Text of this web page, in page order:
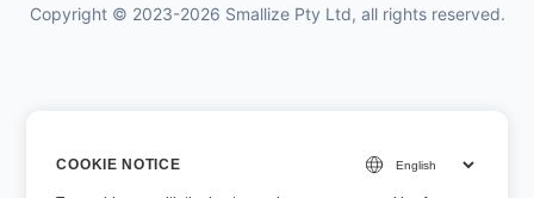
Copyright © 2023-2026 Smallize Pty Ltd, all rights reserved.
개인 정보 정책
COOKIE NOTICE